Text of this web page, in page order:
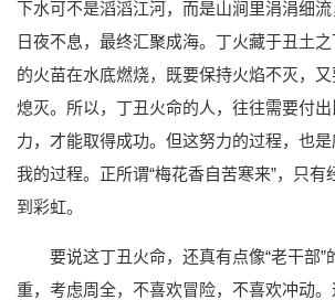
下水可不是滔滔江河，而是山涧里涓涓细
日夜不息，最终汇聚成海。丁火藏于丑土
的火苗在水底燃烧，既要保持火焰不灭，
熄灭。所以，丁丑火命的人，往往需要付
力，才能取得成功。但这努力的过程，也
我的过程。正所谓“梅花香自苦寒来”，只有
到彩虹。
要说这丁丑火命，还真有点像“老干部”
重，考虑周全，不喜欢冒险，不喜欢冲动